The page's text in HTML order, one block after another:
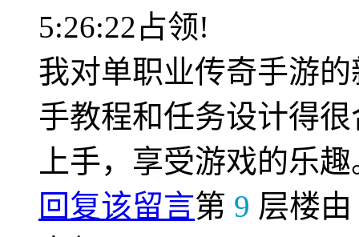
5:26:22占领!
我对单职业传奇手游
手教程和任务设计得
上手，享受游戏的乐
回复该留言第 9 层楼由